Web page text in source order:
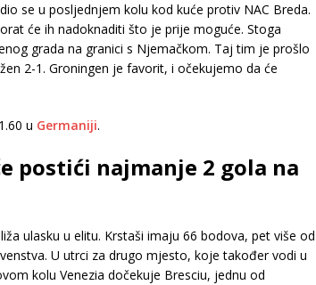
se u posljednjem kolu kod kuće protiv NAC Breda.
će ih nadoknaditi što je prije moguće. Stoga
grada na granici s Njemačkom. Taj tim je prošlo
2-1. Groningen je favorit, i očekujemo da će
u Germaniji.
postići najmanje 2 gola na
ulasku u elitu. Krstaši imaju 66 bodova, pet više od
U utrci za drugo mjesto, koje također vodi u
kolu Venezia dočekuje Bresciu, jednu od